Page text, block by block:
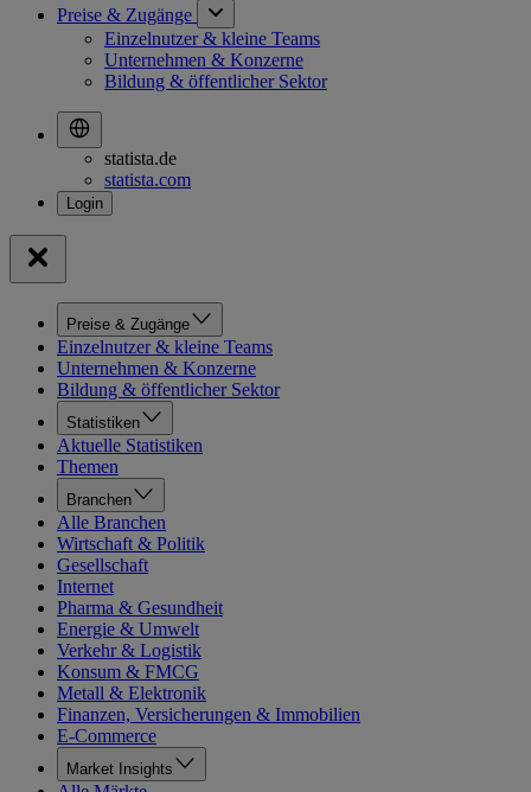
Preise & Zugänge
Einzelnutzer & kleine Teams
Unternehmen & Konzerne
Bildung & öffentlicher Sektor
statista.de
statista.com
Preise & Zugänge
Einzelnutzer & kleine Teams
Unternehmen & Konzerne
Bildung & öffentlicher Sektor
Statistiken
Aktuelle Statistiken
Themen
Branchen
Alle Branchen
Wirtschaft & Politik
Gesellschaft
Internet
Pharma & Gesundheit
Energie & Umwelt
Verkehr & Logistik
Konsum & FMCG
Metall & Elektronik
Finanzen, Versicherungen & Immobilien
E-Commerce
Market Insights